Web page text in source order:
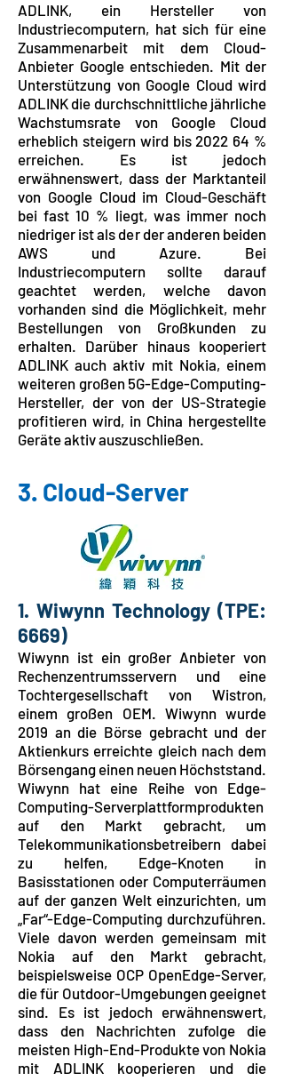
ADLINK, ein Hersteller von
Industriecomputern, hat sich für eine
Zusammenarbeit mit dem Cloud-
Anbieter Google entschieden. Mit der
Unterstützung von Google Cloud wird
ADLINK die durchschnittliche jährliche
Wachstumsrate von Google Cloud
erheblich steigern wird bis 2022 64 %
erreichen. Es ist jedoch
erwähnenswert, dass der Marktanteil
von Google Cloud im Cloud-Geschäft
bei fast 10 % liegt, was immer noch
niedriger ist als der der anderen beiden
AWS und Azure. Bei
Industriecomputern sollte darauf
geachtet werden, welche davon
vorhanden sind die Möglichkeit, mehr
Bestellungen von Großkunden zu
erhalten. Darüber hinaus kooperiert
ADLINK auch aktiv mit Nokia, einem
weiteren großen 5G-Edge-Computing-
Hersteller, der von der US-Strategie
profitieren wird, in China hergestellte
Geräte aktiv auszuschließen.
3. Cloud-Server
1. Wiwynn Technology (TPE:
6669)
Wiwynn ist ein großer Anbieter von
Rechenzentrumsservern und eine
Tochtergesellschaft von Wistron,
einem großen OEM. Wiwynn wurde
2019 an die Börse gebracht und der
Aktienkurs erreichte gleich nach dem
Börsengang einen neuen Höchststand.
Wiwynn hat eine Reihe von Edge-
Computing-Serverplattformprodukten
auf den Markt gebracht, um
Telekommunikationsbetreibern dabei
zu helfen, Edge-Knoten in
Basisstationen oder Computerräumen
auf der ganzen Welt einzurichten, um
„Far“-Edge-Computing durchzuführen.
Viele davon werden gemeinsam mit
Nokia auf den Markt gebracht,
beispielsweise OCP OpenEdge-Server,
die für Outdoor-Umgebungen geeignet
sind. Es ist jedoch erwähnenswert,
dass den Nachrichten zufolge die
meisten High-End-Produkte von Nokia
mit ADLINK kooperieren und die